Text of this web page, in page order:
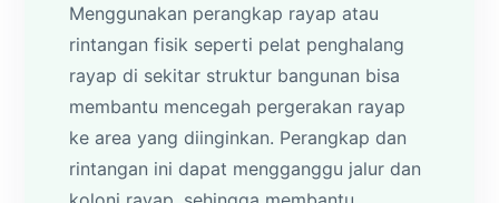
Menggunakan perangkap rayap atau
rintangan fisik seperti pelat penghalang
rayap di sekitar struktur bangunan bisa
membantu mencegah pergerakan rayap
ke area yang diinginkan. Perangkap dan
rintangan ini dapat mengganggu jalur dan